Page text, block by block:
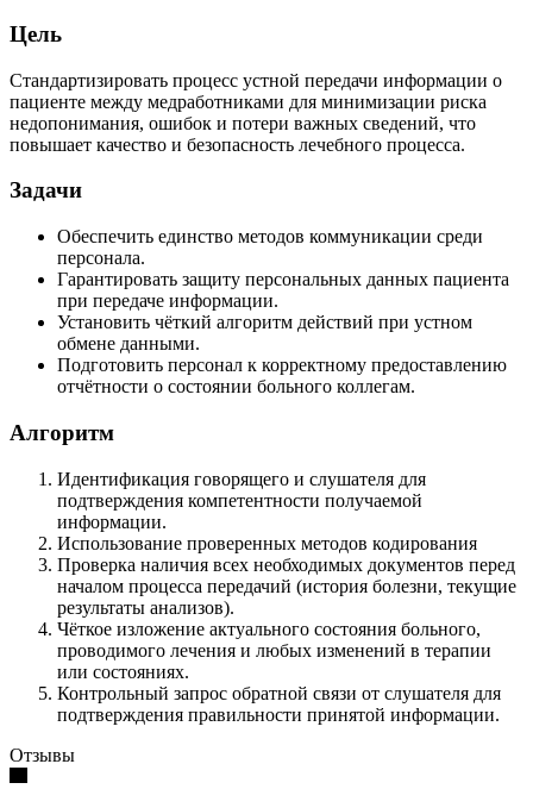
Цель
Стандартизировать процесс устной передачи информации о
пациенте между медработниками для минимизации риска
недопонимания, ошибок и потери важных сведений, что
повышает качество и безопасность лечебного процесса.
Задачи
Обеспечить единство методов коммуникации среди
персонала.
Гарантировать защиту персональных данных пациента
при передаче информации.
Установить чёткий алгоритм действий при устном
обмене данными.
Подготовить персонал к корректному предоставлению
отчётности о состоянии больного коллегам.
Алгоритм
Идентификация говорящего и слушателя для
подтверждения компетентности получаемой
информации.
Использование проверенных методов кодирования
Проверка наличия всех необходимых документов перед
началом процесса передачий (история болезни, текущие
результаты анализов).
Чёткое изложение актуального состояния больного,
проводимого лечения и любых изменений в терапии
или состояниях.
Контрольный запрос обратной связи от слушателя для
подтверждения правильности принятой информации.
Отзывы